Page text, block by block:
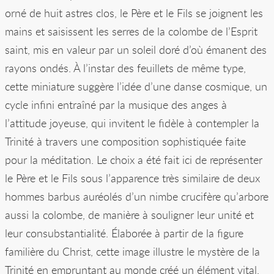
orné de huit astres clos, le Père et le Fils se joignent les
mains et saisissent les serres de la colombe de l’Esprit
saint, mis en valeur par un soleil doré d’où émanent des
rayons ondés. À l’instar des feuillets de même type,
cette miniature suggère l’idée d’une danse cosmique, un
cycle infini entraîné par la musique des anges à
l’attitude joyeuse, qui invitent le fidèle à contempler la
Trinité à travers une composition sophistiquée faite
pour la méditation. Le choix a été fait ici de représenter
le Père et le Fils sous l’apparence très similaire de deux
hommes barbus auréolés d’un nimbe crucifère qu’arbore
aussi la colombe, de manière à souligner leur unité et
leur consubstantialité. Élaborée à partir de la figure
familière du Christ, cette image illustre le mystère de la
Trinité en empruntant au monde créé un élément vital,